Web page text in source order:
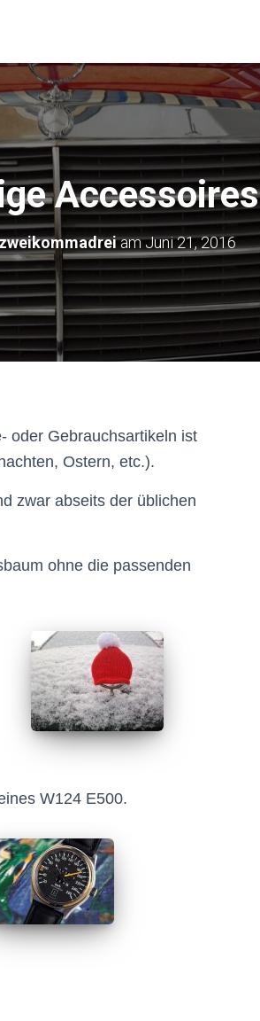
Accessoires
amJuni 21, 2016
oder Gebrauchsartikeln ist
Ostern, etc.).
zwar abseits der üblichen
ohne die passenden
W124 E500.